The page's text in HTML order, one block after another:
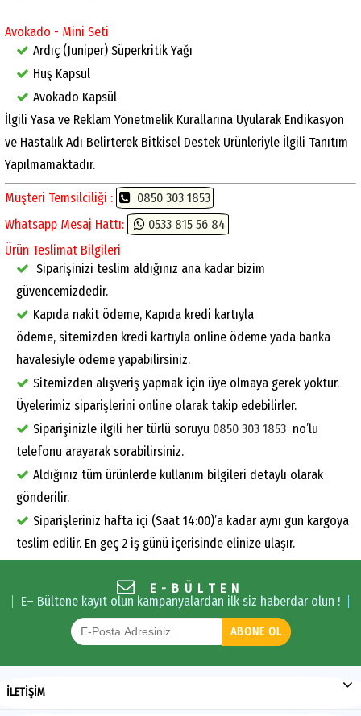
Avokado - Mini Seti
Ardıç (Juniper) Süperkritik Yağı
Huş Kapsül
Avokado Kapsül
İlgili Yasa ve Reklam Yönetmelik Kurallarına Uyularak Endikasyon
ve Hastalık Adı Belirterek Bitkisel Destek Ürünleriyle İlgili Tanıtım
Yapılmamaktadır.
Müşteri Temsilciliği :
0850 303 1853
Whatsapp Mesaj Hattı:
0533 815 56 84
Ürün Teslimat Bilgileri
Siparişinizi teslim aldığınız ana kadar bizim
güvencemizdedir.
Kapıda nakit ödeme, Kapıda kredi kartıyla
ödeme, sitemizden kredi kartıyla online ödeme yada banka
havalesiyle ödeme yapabilirsiniz.
Sitemizden alışveriş yapmak için üye olmaya gerek yoktur.
Üyelerimiz siparişlerini online olarak takip edebilirler.
Siparişinizle ilgili her türlü soruyu 0850 303 1853 no’lu
telefonu arayarak sorabilirsiniz.
Aldığınız tüm ürünlerde kullanım bilgileri detaylı olarak
gönderilir.
Siparişleriniz hafta içi (Saat 14:00)’a kadar aynı gün kargoya
teslim edilir. En geç 2 iş günü içerisinde elinize ulaşır.
E-BÜLTEN
E– Bültene kayıt olun kampanyalardan ilk siz haberdar olun !
ABONE OL
İLETİŞİM